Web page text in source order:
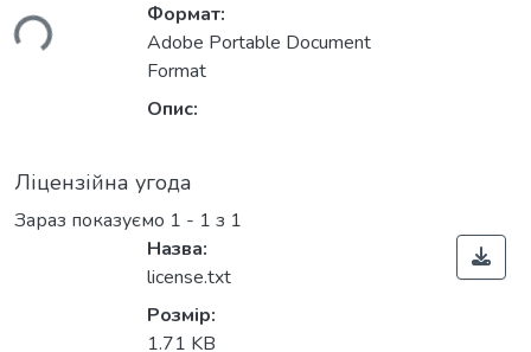
Формат:
Adobe Portable Document
Format
Опис:
Ліцензійна угода
Зараз показуємо 1 - 1 з 1
Назва:
license.txt
Розмір:
1.71 KB